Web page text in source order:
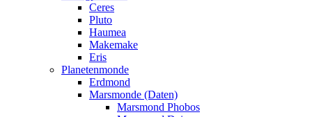
Ceres
Pluto
Haumea
Makemake
Eris
Planetenmonde
Erdmond
Marsmonde (Daten)
Marsmond Phobos